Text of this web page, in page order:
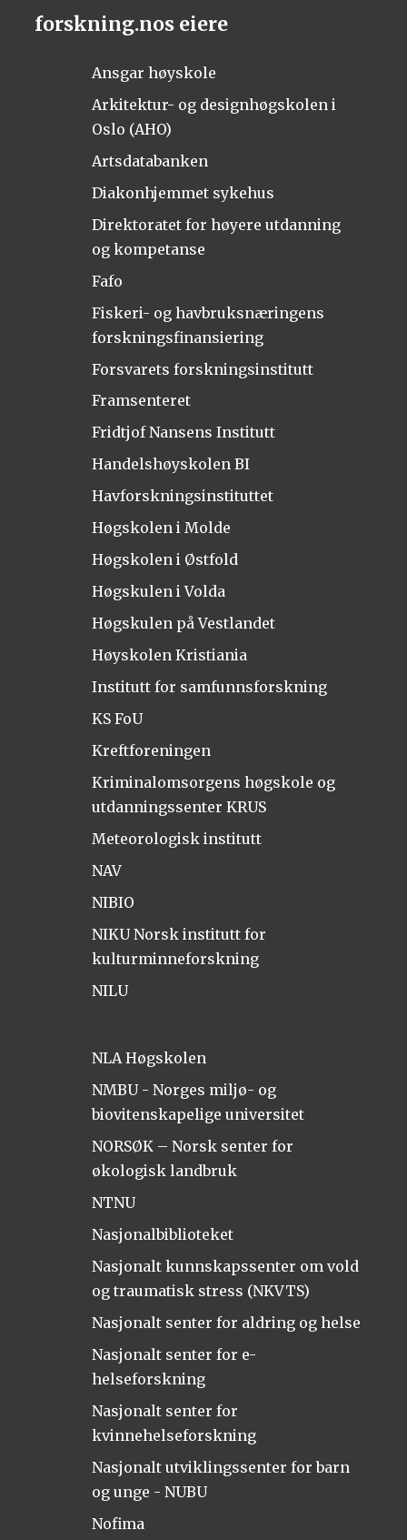
forskning.nos eiere
Ansgar høyskole
Arkitektur- og designhøgskolen i
Oslo (AHO)
Artsdatabanken
Diakonhjemmet sykehus
Direktoratet for høyere utdanning
og kompetanse
Fafo
Fiskeri- og havbruksnæringens
forskningsfinansiering
Forsvarets forskningsinstitutt
Framsenteret
Fridtjof Nansens Institutt
Handelshøyskolen BI
Havforskningsinstituttet
Høgskolen i Molde
Høgskolen i Østfold
Høgskulen i Volda
Høgskulen på Vestlandet
Høyskolen Kristiania
Institutt for samfunnsforskning
KS FoU
Kreftforeningen
Kriminalomsorgens høgskole og
utdanningssenter KRUS
Meteorologisk institutt
NAV
NIBIO
NIKU Norsk institutt for
kulturminneforskning
NILU
NLA Høgskolen
NMBU - Norges miljø- og
biovitenskapelige universitet
NORSØK – Norsk senter for
økologisk landbruk
NTNU
Nasjonalbiblioteket
Nasjonalt kunnskapssenter om vold
og traumatisk stress (NKVTS)
Nasjonalt senter for aldring og helse
Nasjonalt senter for e-
helseforskning
Nasjonalt senter for
kvinnehelseforskning
Nasjonalt utviklingssenter for barn
og unge - NUBU
Nofima